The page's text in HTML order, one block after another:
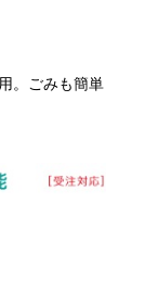
。ごみも簡単